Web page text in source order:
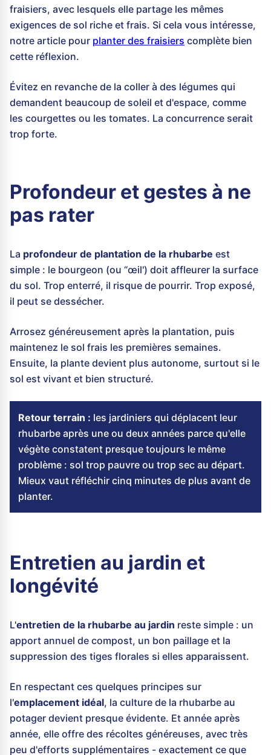
fraisiers, avec lesquels elle partage les mêmes
exigences de sol riche et frais. Si cela vous intéresse,
notre article pour planter des fraisiers complète bien
cette réflexion.
Évitez en revanche de la coller à des légumes qui
demandent beaucoup de soleil et d'espace, comme
les courgettes ou les tomates. La concurrence serait
trop forte.
Profondeur et gestes à ne
pas rater
La profondeur de plantation de la rhubarbe est
simple : le bourgeon (ou “œil') doit affleurer la surface
du sol. Trop enterré, il risque de pourrir. Trop exposé,
il peut se dessécher.
Arrosez généreusement après la plantation, puis
maintenez le sol frais les premières semaines.
Ensuite, la plante devient plus autonome, surtout si le
sol est vivant et bien structuré.
Retour terrain : les jardiniers qui déplacent leur
rhubarbe après une ou deux années parce qu'elle
végète constatent presque toujours le même
problème : sol trop pauvre ou trop sec au départ.
Mieux vaut réfléchir cinq minutes de plus avant de
planter.
Entretien au jardin et
longévité
L'entretien de la rhubarbe au jardin reste simple : un
apport annuel de compost, un bon paillage et la
suppression des tiges florales si elles apparaissent.
En respectant ces quelques principes sur
l'emplacement idéal, la culture de la rhubarbe au
potager devient presque évidente. Et année après
année, elle offre des récoltes généreuses, avec très
peu d'efforts supplémentaires - exactement ce que